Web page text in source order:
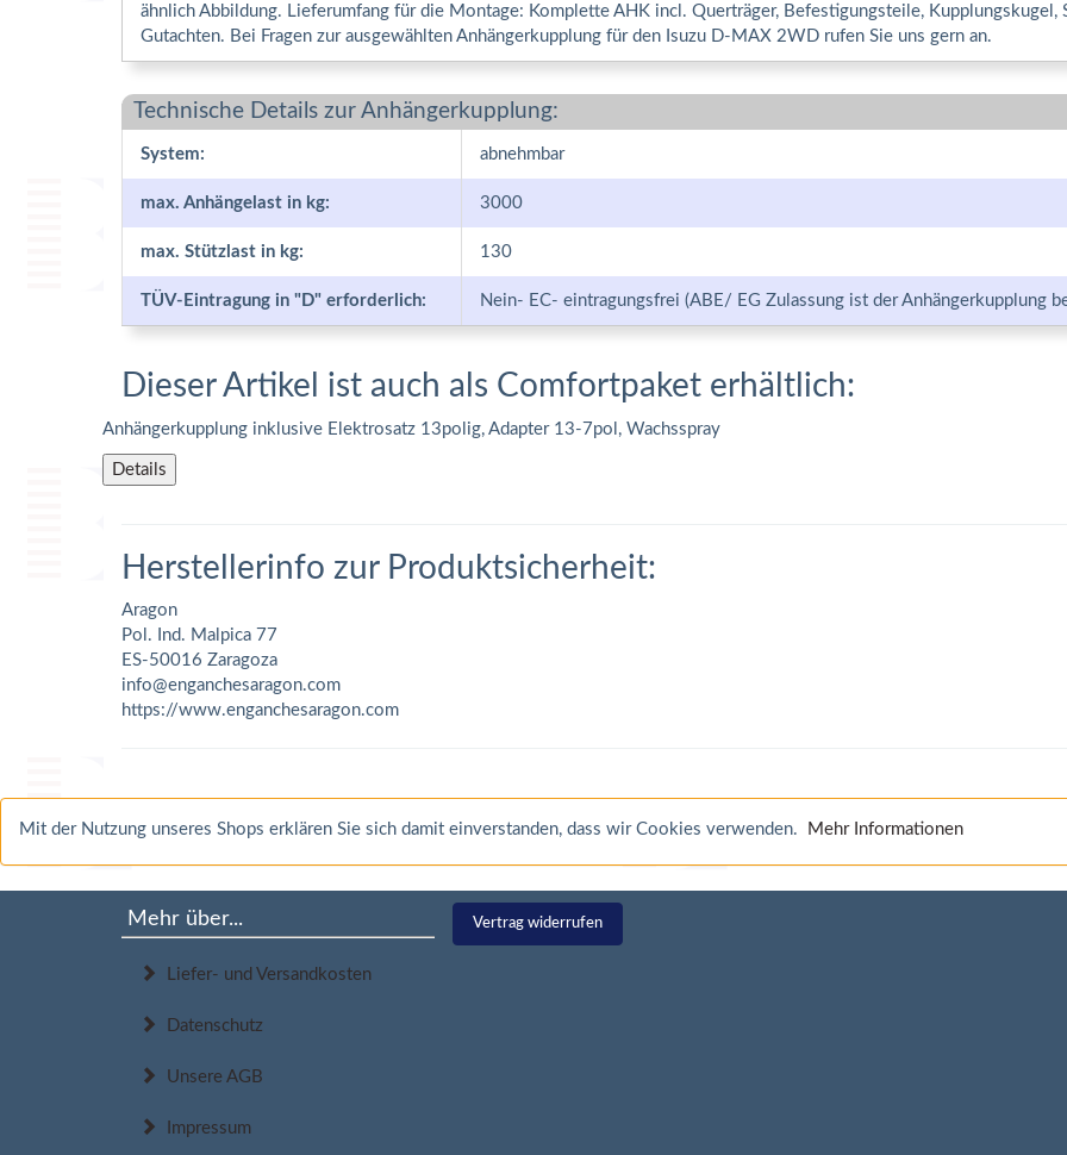
ähnlich Abbildung. Lieferumfang für die Montage: Komplette AHK incl. Querträger, Befestigungsteile, Kupplungskugel,
Gutachten. Bei Fragen zur ausgewählten Anhängerkupplung für den Isuzu D-MAX 2WD rufen Sie uns gern an.
Technische Details zur Anhängerkupplung:
System: abnehmbar
max. Anhängelast in kg: 3000
max. Stützlast in kg: 130
TÜV-Eintragung in "D" erforderlich: Nein- EC- eintragungsfrei (ABE/ EG Zulassung ist der Anhängerkupplung
Dieser Artikel ist auch als Comfortpaket erhältlich:
Anhängerkupplung inklusive Elektrosatz 13polig, Adapter 13-7pol, Wachsspray
Details
Herstellerinfo zur Produktsicherheit:
Aragon
Pol. Ind. Malpica 77
ES-50016 Zaragoza
info@enganchesaragon.com
https://www.enganchesaragon.com
Mit der Nutzung unseres Shops erklären Sie sich damit einverstanden, dass wir Cookies verwenden. Mehr Informationen
Mehr über...
Liefer- und Versandkosten
Datenschutz
Unsere AGB
Impressum
Vertrag widerrufen